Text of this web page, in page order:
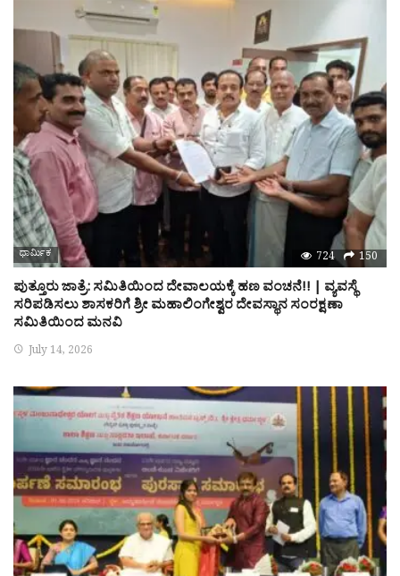
ಧಾರ್ಮಿಕ 724 150
ಪುತ್ತೂರು ಜಾತ್ರೆ: ಸಮಿತಿಯಿಂದ ದೇವಾಲಯಕ್ಕೆ ಹಣ ವಂಚನೆ!! | ವ್ಯವಸ್ಥೆ
ಸರಿಪಡಿಸಲು ಶಾಸಕರಿಗೆ ಶ್ರೀ ಮಹಾಲಿಂಗೇಶ್ವರ ದೇವಸ್ಥಾನ ಸಂರಕ್ಷಣಾ
ಸಮಿತಿಯಿಂದ ಮನವಿ
July 14, 2026